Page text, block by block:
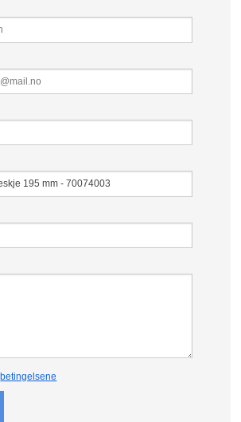
betingelsene